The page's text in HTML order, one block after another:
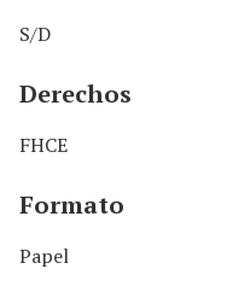
S/D
Derechos
FHCE
Formato
Papel